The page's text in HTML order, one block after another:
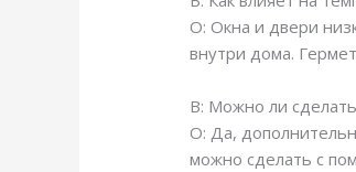
О: Окна и двери
внутри дома.
В: Можно ли
О: Да,
можно сделать с